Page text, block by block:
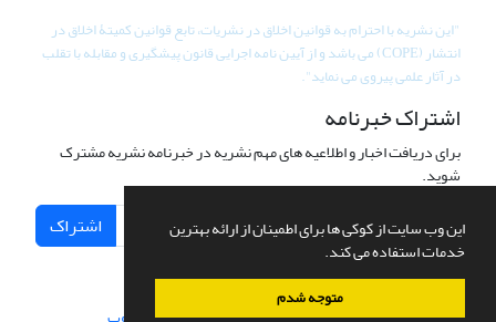
این وب سایت از کوکی ها برای اطمینان از ارائه بهترین
خدمات استفاده می کند.
متوجه شدم
"این نشریه با احترام به قوانین اخلاق در نشریات، تابع قوانین کمیتۀ اخلاق در
انتشار (COPE) می باشد و از آیین نامه اجرایی قانون پیشگیری و مقابله با تقلب
در آثار علمی پیروی می نماید".
اشتراک خبرنامه
برای دریافت اخبار و اطلاعیه های مهم نشریه در خبرنامه نشریه مشترک
شوید.
اشتراک